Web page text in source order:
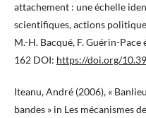
attachement : une échelle
scientifiques, actions
M.-H. Bacqué, F. Guérin-
162 DOI: https://doi.org/
Iteanu, André (2006), «
bandes » in Les mécanismes